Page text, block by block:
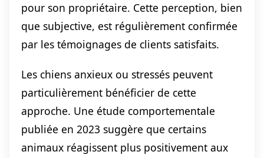
pour son propriétaire. Cette perception, bien
que subjective, est régulièrement confirmée
par les témoignages de clients satisfaits.
Les chiens anxieux ou stressés peuvent
particulièrement bénéficier de cette
approche. Une étude comportementale
publiée en 2023 suggère que certains
animaux réagissent plus positivement aux